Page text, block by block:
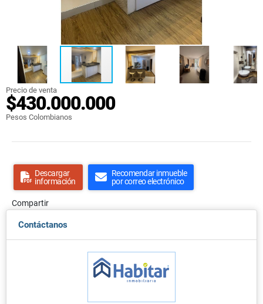
Precio de venta
$430.000.000
Pesos Colombianos
Descargar
información
Recomendar inmueble
por correo electrónico
Compartir
Contáctanos